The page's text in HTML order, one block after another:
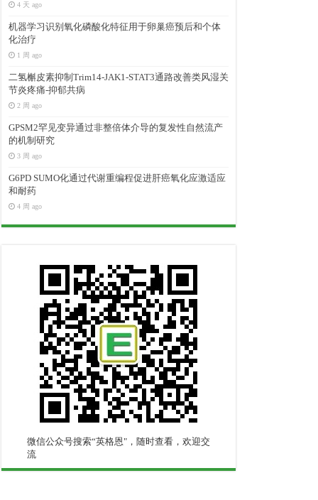
4 天 ago
机器学习识别氧化磷酸化特征用于卵巢癌预后和个体
化治疗
1 周 ago
二氢槲皮素抑制Trim14-JAK1-STAT3通路改善类风湿关
节炎疼痛-抑郁共病
2 周 ago
GPSM2罕见变异通过非整倍体介导的复发性自然流产
的机制研究
3 周 ago
G6PD SUMO化通过代谢重编程促进肝癌氧化应激适应
和耐药
4 周 ago
微信公众号搜索“英格恩"，随时查看，欢迎交
流